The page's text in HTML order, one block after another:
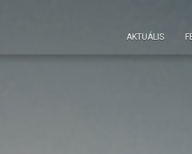
AKTUÁLIS